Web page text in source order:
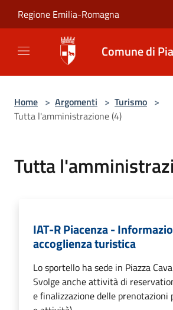
Regione Emilia-Romagna
Comune di
Home > Argomenti > Turismo >
Tutta l'amministrazione (4)
Tutta
IAT-R Piacenza -
accoglienza turistica
Lo sportello ha sede in Piazza
Svolge anche attività di
e finalizzazione delle prenotazioni